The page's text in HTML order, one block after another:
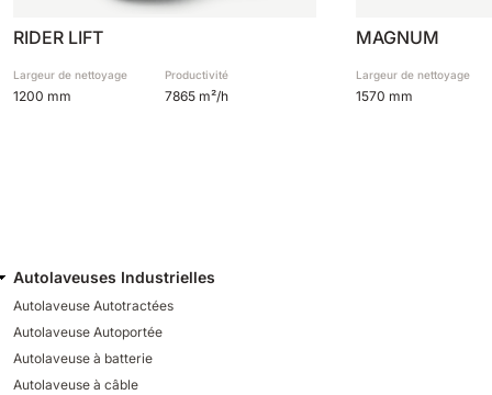
RIDER LIFT
Largeur de nettoyage
1200 mm
Productivité
7865 m²/h
MAGNUM
Largeur de nettoyage
1570 mm
Autolaveuses Industrielles
Autolaveuse Autotractées
Autolaveuse Autoportée
Autolaveuse à batterie
Autolaveuse à câble